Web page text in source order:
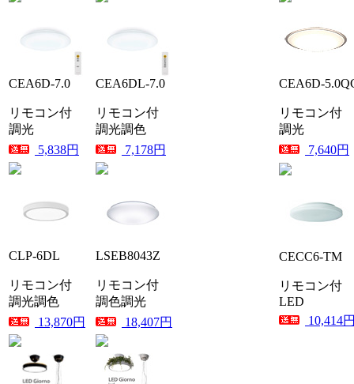
CEA6D-7.0
リモコン付
調光
5,838円
CEA6DL-7.0
リモコン付
調光調色
7,178円
CEA6D-
リモコン付
調光
7,640円
CLP-6DL
リモコン付
調光調色
13,870円
LSEB8043Z
リモコン付
調色調光
18,407円
CECC6-TM
リモコン付
LED
10,414